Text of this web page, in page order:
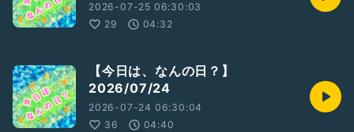
2026-07-25 06:30:03
29
04:32
【今日は、なんの日？】
2026/07/24
2026-07-24 06:30:04
36
04:40